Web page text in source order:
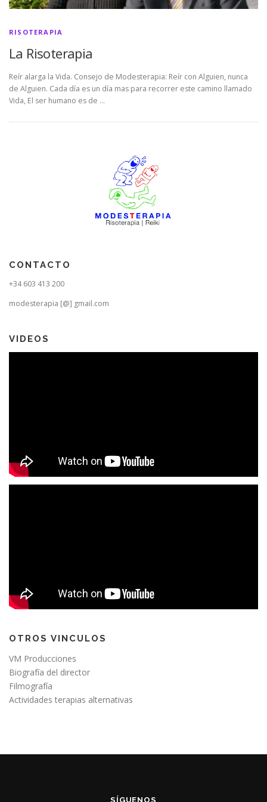
RISOTERAPIA
La Risoterapia
Reír alarga la Vida. Consejo de Modesterapia: Reír con Alguien, nunca
de Alguien. Cada día es un día mas para recorrer este camino llamado
Vida, El ser humano es de …
CONTACTO
+34 603 413 200
modesterapia [@] gmail.com
VIDEOS
OTROS VINCULOS
VM Producciones
Biografía del director
Filmografía
Actividades terapias alternativas
SÍGUENOS